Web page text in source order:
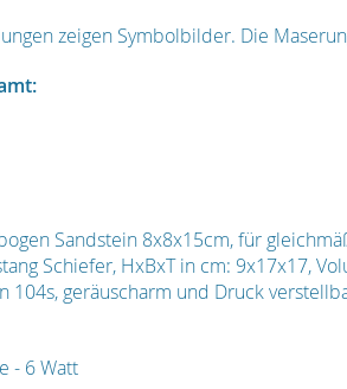
zeigen Symbolbilder. Die
Sandstein 8x8x15cm, für
Schiefer, HxBxT in cm: 9x17x17,
104s, geräuscharm und Druck
- 6 Watt